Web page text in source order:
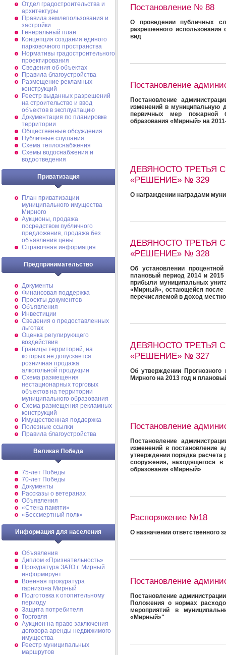
Отдел градостроительства и
архитектуры
Правила землепользования и
застройки
Генеральный план
Концепция создания единого
парковочного пространства
Нормативы градостроительного
проектирования
Сведения об объектах
Правила благоустройства
Размещение рекламных
конструкций
Реестр выданных разрешений
на строительство и ввод
объектов в эксплуатацию
Документация по планировке
территории
Общественные обсуждения
Публичные слушания
Схема теплоснабжения
Схемы водоснабжения и
водоотведения
Приватизация
План приватизации
муниципального имущества
Мирного
Аукционы, продажа
посредством публичного
предложения, продажа без
объявления цены
Справочная информация
Предпринимательство
Документы
Финансовая поддержка
Проекты документов
Объявления
Инвестиции
Сведения о предоставленных
льготах
Оценка регулирующего
воздействия
Границы территорий, на
которых не допускается
розничная продажа
алкогольной продукции
Схема размещения
нестационарных торговых
объектов на территории
муниципального образования
Схема размещения рекламных
конструкций
Имущественная поддержка
Полезные ссылки
Правила благоустройства
Великая Победа
75-лет Победы
70-лет Победы
Документы
Рассказы о ветеранах
Объявления
«Стена памяти»
«Бессмертный полк»
Информация для населения
Объявления
Диплом «Признательность»
Прокуратура ЗАТО г. Мирный
информирует
Военная прокуратура
гарнизона Мирный
Подготовка к отопительному
периоду
Защита потребителя
Торговля
Аукцион на право заключения
договора аренды недвижимого
имущества
Реестр муниципальных
маршрутов
Постановление № 88
О проведении публичных
разрешенного использования
вид
Постановление
Постановление
изменений в муниципальную
первичных мер пожарной
образования «Мирный» на
ДЕВЯНОСТО ТРЕТЬЯ
«РЕШЕНИЕ» № 329
О награждении наградами
ДЕВЯНОСТО ТРЕТЬЯ
«РЕШЕНИЕ» № 328
Об установлении
плановый период 2014 и
прибыли муниципальных
«Мирный», остающейся после
перечисляемой в доход
ДЕВЯНОСТО ТРЕТЬЯ
«РЕШЕНИЕ» № 327
Об утверждении Прогнозного
Мирного на 2013 год и
Постановление
Постановление
изменений в постановление
утверждении порядка
сооружения, находящегося в
образования «Мирный»
Распоряжение №18
О назначении ответственного
Постановление
Постановление
Положения о нормах
мероприятий в
«Мирный»"